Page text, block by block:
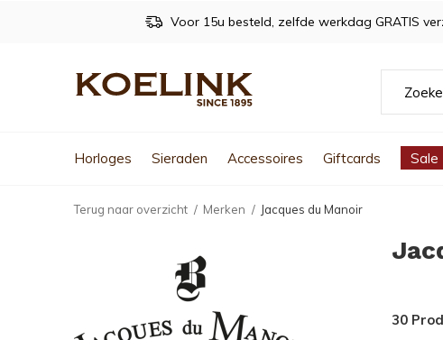
Horloges Sieraden Accessoires Giftcards Sale
Voor 15u besteld, zelfde werkdag GRATIS
Terug naar overzicht Merken Jacques du Manoir
30